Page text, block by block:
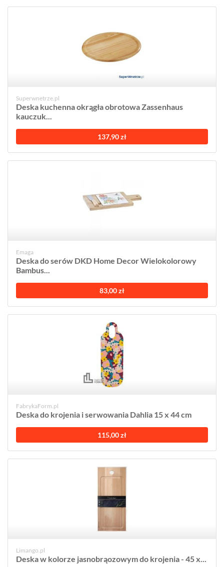
Superwnetrze.pl
Deska kuchenna okrągła obrotowa Zassenhaus
kauczuk...
137,90 zł
Emaga
Deska do serów DKD Home Decor Wielokolorowy
Bambus...
83,00 zł
FabrykaForm.pl
Deska do krojenia i serwowania Dahlia 15 x 44 cm
115,00 zł
Limango.pl
Deska w kolorze jasnobrąozowym do krojenia - 45 x...